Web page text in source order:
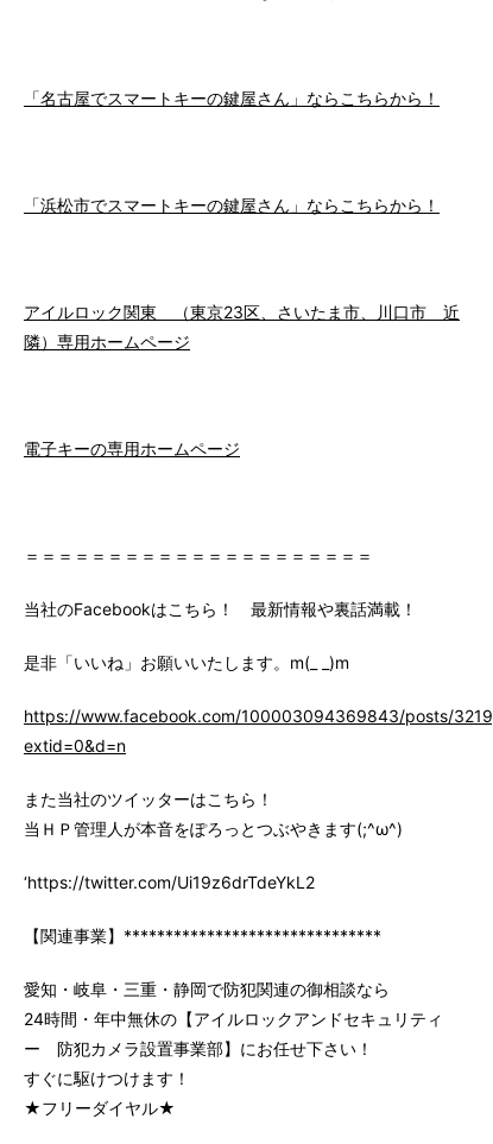
「名古屋でスマートキーの鍵屋さん」ならこちらから！
「浜松市でスマートキーの鍵屋さん」ならこちらから！
アイルロック関東 （東京23区、さいたま市、川口市 近
隣）専用ホームページ
電子キーの専用ホームページ
＝＝＝＝＝＝＝＝＝＝＝＝＝＝＝＝＝＝＝＝＝
当社のFacebookはこちら！ 最新情報や裏話満載！
是非「いいね」お願いいたします。m(_ _)m
https://www.facebook.com/100003094369843/posts/
extid=0&d=n
また当社のツイッターはこちら！
当ＨＰ管理人が本音をぽろっとつぶやきます(;^ω^)
‘https://twitter.com/Ui19z6drTdeYkL2
【関連事業】*******************************
愛知・岐阜・三重・静岡で防犯関連の御相談なら
24時間・年中無休の【アイルロックアンドセキュリティ
ー 防犯カメラ設置事業部】にお任せ下さい！
すぐに駆けつけます！
★フリーダイヤル★